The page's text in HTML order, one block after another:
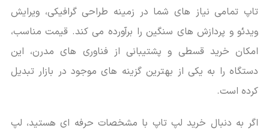
تاپ تمامی نیاز های شما در زمینه طراحی گرافیکی، ویرایش
ویدئو و پردازش‌ های سنگین را برآورده می ‌کند. قیمت مناسب،
امکان خرید قسطی و پشتیبانی از فناوری ‌های مدرن، این
دستگاه را به یکی از بهترین گزینه‌ های موجود در بازار تبدیل
کرده است.
اگر به دنبال خرید لپ تاپ با مشخصات حرفه‌ ای هستید، لپ